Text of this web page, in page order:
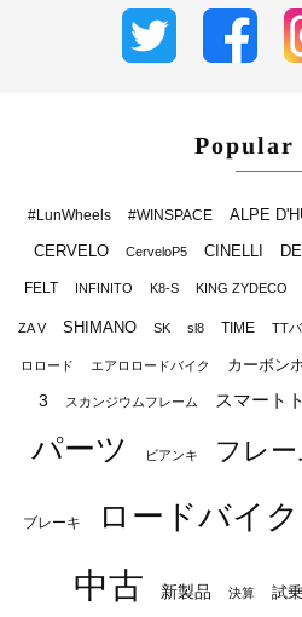
Popular
#LunWheels #WINSPACE ALPE
CERVELO CerveloP5 CINELLI
FELT INFINITO K8-S KING ZYDECO
ZA V SHIMANO SK sl8 TIME TT
ロロード エアロロードバイク カーボン
3
スカンジウムフレーム スマート
パーツ ビアンキ フレー
ブレーキ ロードバイク
中古
新製品 決算 試乗